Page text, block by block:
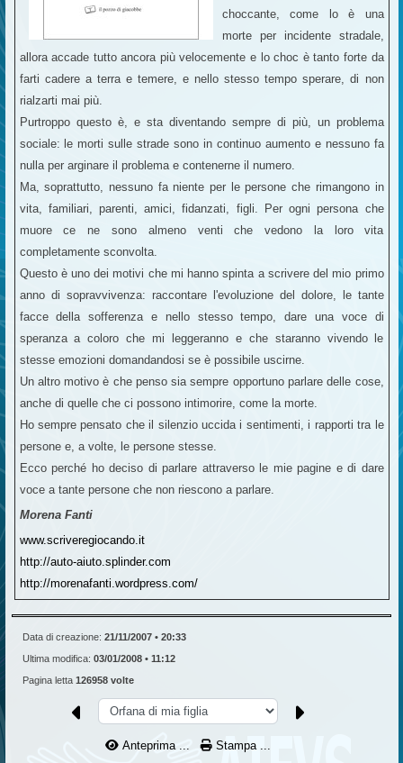
choccante, come lo è una
morte per incidente stradale,
allora accade tutto ancora più velocemente e lo choc è tanto forte da
farti cadere a terra e temere, e nello stesso tempo sperare, di non
rialzarti mai più.
Purtroppo questo è, e sta diventando sempre di più, un problema
sociale: le morti sulle strade sono in continuo aumento e nessuno fa
nulla per arginare il problema e contenerne il numero.
Ma, soprattutto, nessuno fa niente per le persone che rimangono in
vita, familiari, parenti, amici, fidanzati, figli. Per ogni persona che
muore ce ne sono almeno venti che vedono la loro vita
completamente sconvolta.
Questo è uno dei motivi che mi hanno spinta a scrivere del mio primo
anno di sopravvivenza: raccontare l'evoluzione del dolore, le tante
facce della sofferenza e nello stesso tempo, dare una voce di
speranza a coloro che mi leggeranno e che staranno vivendo le
stesse emozioni domandandosi se è possibile uscirne.
Un altro motivo è che penso sia sempre opportuno parlare delle cose,
anche di quelle che ci possono intimorire, come la morte.
Ho sempre pensato che il silenzio uccida i sentimenti, i rapporti tra le
persone e, a volte, le persone stesse.
Ecco perché ho deciso di parlare attraverso le mie pagine e di dare
voce a tante persone che non riescono a parlare.
Morena Fanti
www.scriveregiocando.it
http://auto-aiuto.splinder.com
http://morenafanti.wordpress.com/
Data di creazione: 21/11/2007 • 20:33
Ultima modifica: 03/01/2008 • 11:12
Pagina letta 126958 volte
Anteprima ... Stampa ...